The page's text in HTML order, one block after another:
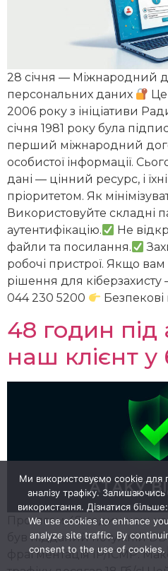
28 січня — Міжнародний
персональних даних
2006 року з ініціативи
січня 1981 року була
перший міжнародний
особистої інформації.
дані — цінний ресурс, і
пріоритетом. Як
Використовуйте складні
аутентифікацію.
Не
файли та посилання.
робочі пристрої. Якщо вам
рішення для кіберзахисту
044 230 5200
48 годин під
наш клієнт у
Протягом 48 годин наш
був підданий потужній
фрагментація IP/ICMP.
Ми використовуємо cookie для
аналізу трафіку.
використання. Дізнатися більше:
We use cookies to enhance
analyze site traffic. By
consent to the use of cookies.